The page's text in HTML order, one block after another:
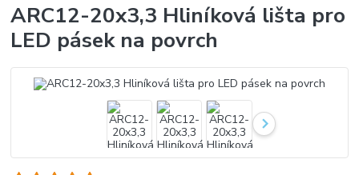
ARC12-20x3,3 Hliníková lišta pro
LED pásek na povrch